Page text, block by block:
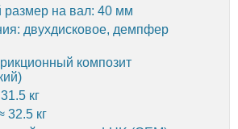
размер на вал: 40 мм
двухдисковое, демпфер
композит
кг
32.5 кг